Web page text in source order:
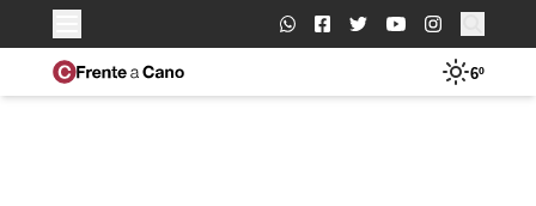
Buscar:
6º